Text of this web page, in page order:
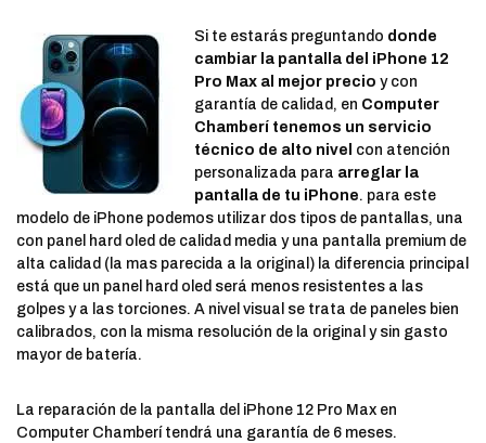
Si te estarás preguntando donde
cambiar la pantalla del iPhone 12
Pro Max al mejor precio y con
garantía de calidad, en Computer
Chamberí tenemos un servicio
técnico de alto nivel con atención
personalizada para arreglar la
pantalla de tu iPhone. para este
modelo de iPhone podemos utilizar dos tipos de pantallas, una
con panel hard oled de calidad media y una pantalla premium de
alta calidad (la mas parecida a la original) la diferencia principal
está que un panel hard oled será menos resistentes a las
golpes y a las torciones. A nivel visual se trata de paneles bien
calibrados, con la misma resolución de la original y sin gasto
mayor de batería.
La reparación de la pantalla del iPhone 12 Pro Max en
Computer Chamberí tendrá una garantía de 6 meses.